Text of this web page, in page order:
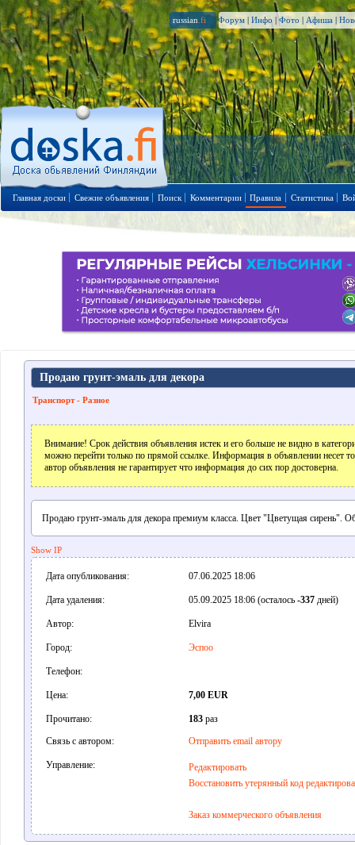
russian .fi Форум | Инфо | Фото | Афиша |
Главная доски Свежие объявления Поиск Комментарии Правила Статистика
Продаю грунт-эмаль для декора
Транспорт - Разное
Внимание! Срок действия объявления истек и его больше не видно в
можно перейти только по прямой ссылке. Информация в объявлении несет
автор объявления не гарантирует что информация до сих пор достоверна.
Продаю грунт-эмаль для декора премиум класса. Цвет "Цветущая сирень".
Show IP
Дата опубликования: 07.06.2025 18:06
Дата удаления: 05.09.2025 18:06 (осталось -337дней)
Автор: Elvira
Город: Эспоо
Телефон:
Цена: 7,00 EUR
Прочитано: 183раз
Связь с автором:
Отправить email автору
Управление:
Редактировать
Восстановить утерянный код
Заказ коммерческого объявления